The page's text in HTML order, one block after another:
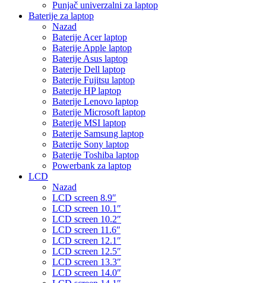
Punjač univerzalni za laptop
Baterije za laptop
Nazad
Baterije Acer laptop
Baterije Apple laptop
Baterije Asus laptop
Baterije Dell laptop
Baterije Fujitsu laptop
Baterije HP laptop
Baterije Lenovo laptop
Baterije Microsoft laptop
Baterije MSI laptop
Baterije Samsung laptop
Baterije Sony laptop
Baterije Toshiba laptop
Powerbank za laptop
LCD
Nazad
LCD screen 8.9″
LCD screen 10.1″
LCD screen 10.2″
LCD screen 11.6″
LCD screen 12.1″
LCD screen 12.5″
LCD screen 13.3″
LCD screen 14.0″